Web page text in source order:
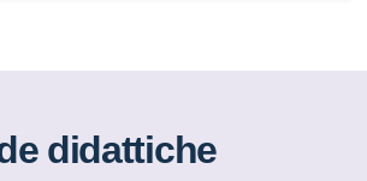
didattiche